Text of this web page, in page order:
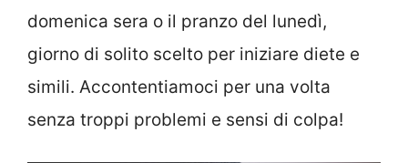
domenica sera o il pranzo del lunedì,
giorno di solito scelto per iniziare diete e
simili. Accontentiamoci per una volta
senza troppi problemi e sensi di colpa!